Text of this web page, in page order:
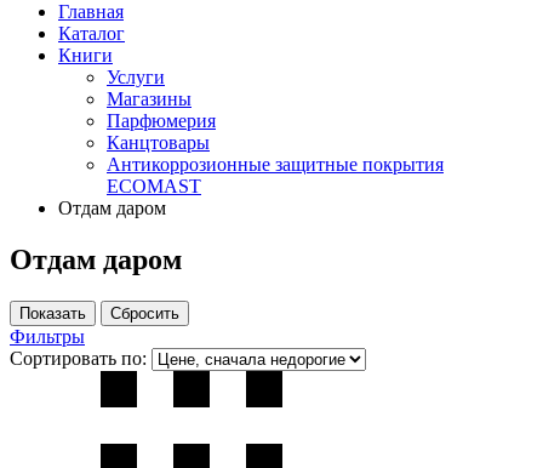
Главная
Каталог
Книги
Услуги
Магазины
Парфюмерия
Канцтовары
Антикоррозионные защитные покрытия
ECOMAST
Отдам даром
Отдам даром
Фильтры
Сортировать по: